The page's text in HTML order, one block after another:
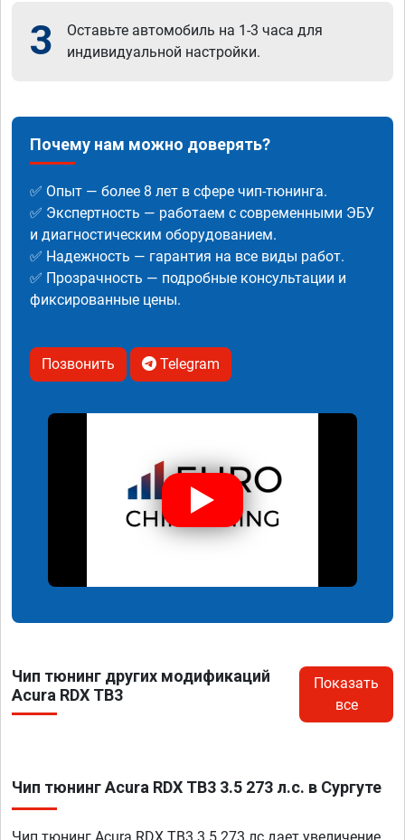
3
Оставьте автомобиль на 1-3 часа для
индивидуальной настройки.
Почему нам можно доверять?
✅ Опыт — более 8 лет в сфере чип-тюнинга.
✅ Экспертность — работаем с современными ЭБУ
и диагностическим оборудованием.
✅ Надежность — гарантия на все виды работ.
✅ Прозрачность — подробные консультации и
фиксированные цены.
Позвонить Telegram
Чип тюнинг других модификаций
Acura RDX TB3
Показать
все
Чип тюнинг Acura RDX TB3 3.5 273 л.с. в Сургуте